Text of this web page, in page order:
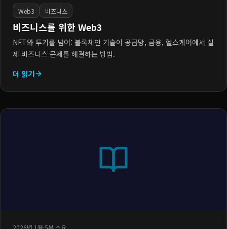
Web3
비즈니스
비즈니스를 위한 Web3
NFT와 투기를 넘어: 블록체인 기술이 공급망, 금융, 헬스케어에서 실
제 비즈니스 문제를 해결하는 방법.
더 읽기
2026년 1월·5분 소요